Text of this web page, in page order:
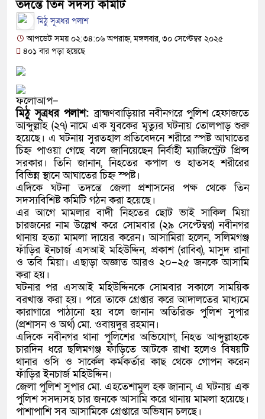
ভাই গ্রেফতার
নিয়োমিত অফিস করেন না নবীনগর পৌরসভার নির্বাহী
প্রধান আসামি
নবীনগরে ধান মাড়াই মেশিনে শ্রমিকের হাতের কবজি
নবীনগরে জনবান্ধব তিন সিদ্ধান্তের প্রশংসায় ভাসছেন
মান্নান
তদন্তে তিন সদস্য কমিটি
মিঠু সূত্রধর পলাশ
আপডেট সময় ০২:৩৪:০৬ অপরাহ্ন, মঙ্গলবার, ৩০ সেপ্টেম্বর ২০২৫
৪০১ বার পড়া হয়েছে
ফলোআপ–
মিঠু সূত্রধর পলাশ:ব্রাহ্মণবাড়িয়ার নবীনগরে পুলিশ হেফাজতে
আব্দুল্লাহ (২৭) নামে এক যুবকের মৃত্যুর ঘটনায় তোলপাড় শুরু
হয়েছে। এ ঘটনায় সুরতহাল প্রতিবেদনে শরীরে স্পষ্ট আঘাতের
চিহ্ন পাওয়া গেছে বলে জানিয়েছেন নির্বাহী ম্যাজিস্ট্রেট প্রিন্স
সরকার। তিনি জানান, নিহতের কপাল ও হাতসহ শরীরের
বিভিন্ন স্থানে আঘাতের চিহ্ন স্পষ্ট।
এদিকে ঘটনা তদন্তে জেলা প্রশাসনের পক্ষ থেকে তিন
সদস্যবিশিষ্ট কমিটি গঠন করা হয়েছে।
এর আগে মামলার বাদী নিহতের ছোট ভাই সাকিল মিয়া
চারজনের নাম উল্লেখ করে সোমবার (২৯ সেপ্টেম্বর) নবীনগর
থানায় হত্যা মামলা দায়ের করেন। আসামিরা হলেন, সলিমগঞ্জ
ফাঁড়ির ইনচার্জ এসআই মহিউদ্দিন, প্রকাশ (রাব্বি), মাসুদ রানা
ও তবি মিয়া। এছাড়া অজ্ঞাত আরও ২০–২৫ জনকে আসামি
করা হয়।
ঘটনার পর এসআই মহিউদ্দিনকে সোমবার সকালে সাময়িক
বরখাস্ত করা হয়। পরে তাকে গ্রেপ্তার করে আদালতের মাধ্যমে
কারাগারে পাঠানো হয় বলে জানান অতিরিক্ত পুলিশ সুপার
(প্রশাসন ও অর্থ) মো. ওবায়দুর রহমান।
এদিকে নবীনগর থানা পুলিশের অভিযোগ, নিহত আব্দুল্লাহকে
চারদিন ধরে ছলিমগঞ্জ ফাঁড়িতে আটকে রাখা হলেও বিষয়টি
থানার ওসি ও সার্কেল কর্মকর্তার কাছ থেকে গোপন করেন
ফাঁড়ির ইনচার্জ মহিউদ্দিন।
জেলা পুলিশ সুপার মো. এহতেশামুল হক জানান, এ ঘটনায় এক
পুলিশ সসদ্যসহ চার জনকে আসামি করে থানায় মামলা হয়েছে।
পাশাপাশি সব আসামিকে গ্রেপ্তারে অভিযান চলছে।